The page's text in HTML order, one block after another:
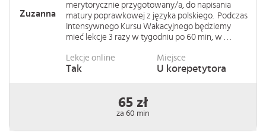
Zuzanna
merytorycznie przygotowany/a, do napisania
matury poprawkowej z języka polskiego. Podczas
Intensywnego Kursu Wakacyjnego będziemy
mieć lekcje 3 razy w tygodniu po 60 min, w . . .
Lekcje online
Tak
Miejsce
U korepetytora
65 zł
za 60 min